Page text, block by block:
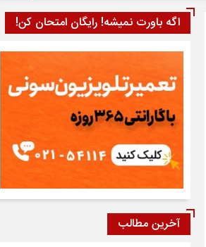
اگه باورت نمیشه! رایگان امتحان کن!
آخرین مطالب